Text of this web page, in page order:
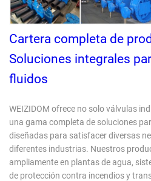
Cartera completa de
Soluciones integrales
fluidos
WEIZIDOM ofrece no solo válvulas
una gama completa de soluciones
diseñadas para satisfacer diversas
diferentes industrias. Nuestros
ampliamente en plantas de agua,
de protección contra incendios y